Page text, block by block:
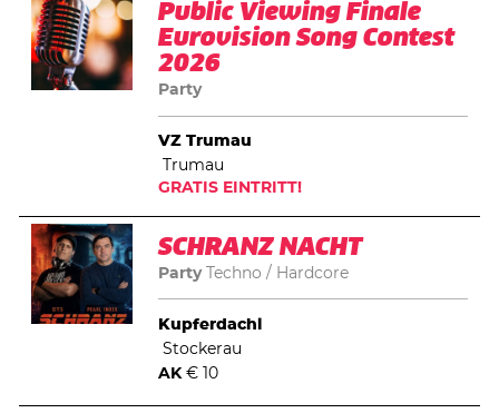
Public Viewing Finale
Eurovision Song Contest
2026
Party
VZ Trumau
Trumau
GRATIS EINTRITT!
SCHRANZ NACHT
Party Techno Hardcore
Kupferdachl
Stockerau
AK€ 10